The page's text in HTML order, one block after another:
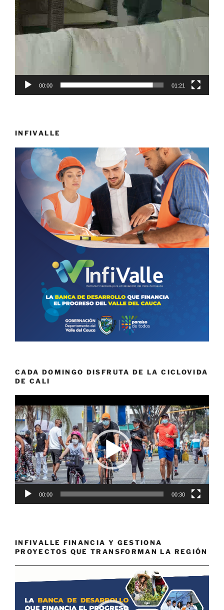
00:00 01:21
INFIVALLE
CADA DOMINGO DISFRUTA DE LA CICLOVIDA
DE CALI
de
vídeo
00:00 00:30
INFIVALLE FINANCIA Y GESTIONA
PROYECTOS QUE TRANSFORMAN LA REGIÓN
de